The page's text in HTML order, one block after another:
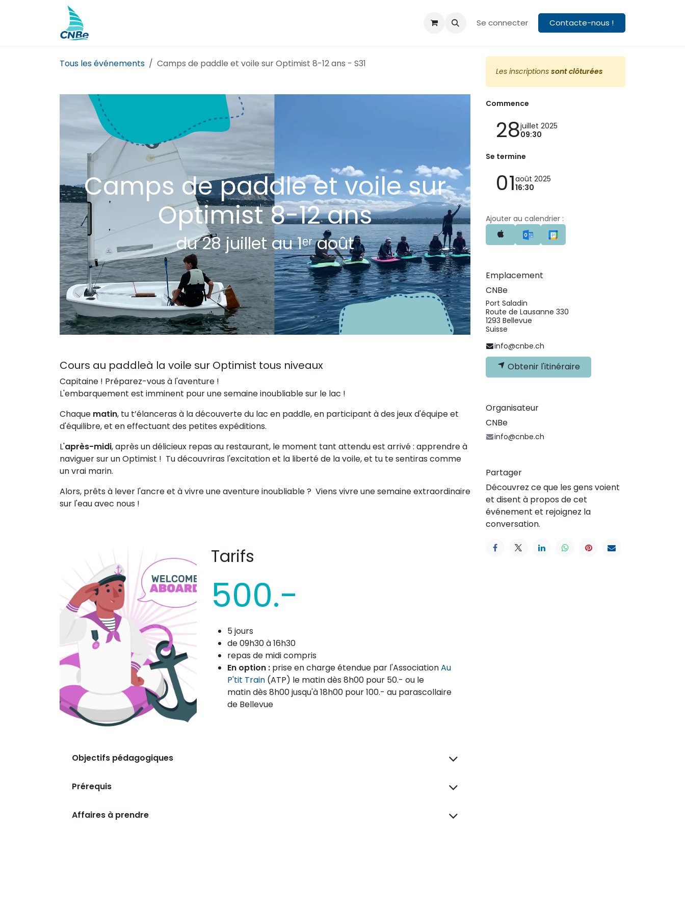
Se rendre au contenu
Courses d'écoles nautiques À propos
Se connecter Contacte-nous !
Tous les événements Camps de paddle et voile sur Optimist 8-12 ans - S31
Camps de paddle et voile sur
Optimist 8-12 ans
du 28 juillet au 1ᵉʳ août
Cours au paddleà la voile sur Optimist tous niveaux
Capitaine ! Préparez-vous à l'aventure !
L'embarquement est imminent pour une semaine inoubliable sur le lac !
Chaque matin, tu t’élanceras à la découverte du lac en paddle, en participant à des jeux d'équipe et
d'équilibre, et en effectuant des petites expéditions.
L'après-midi, après un délicieux repas au restaurant, le moment tant attendu est arrivé : apprendre à
naviguer sur un Optimist ! Tu découvriras l'excitation et la liberté de la voile, et tu te sentiras comme
un vrai marin.
Alors, prêts à lever l'ancre et à vivre une aventure inoubliable ? Viens vivre une semaine extraordinaire
sur l'eau avec nous !
Tarifs
500.-
5 jours
de 09h30 à 16h30
repas de midi compris
En option :prise en charge étendue par l'AssociationAu
P'tit Train(ATP) le matin dès 8h00 pour 50.- ou le
matin dès 8h00 jusqu'à 18h00 pour 100.- au parascollaire
de Bellevue
Objectifs pédagogiques
Prérequis
Affaires à prendre
Les inscriptions sont clôturées
Commence
28juillet 2025
09:30
Se termine
01août 2025
16:30
Ajouter au calendrier :
Emplacement
CNBe
Port Saladin
Route de Lausanne 330
1293 Bellevue
Suisse
info@cnbe.ch
Obtenir l'itinéraire
Organisateur
CNBe
info@cnbe.ch
Partager
Découvrez ce que les gens voient
et disent à propos de cet
événement et rejoignez la
conversation.